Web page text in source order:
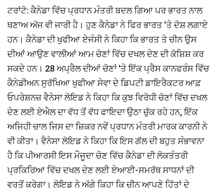
ਟਰਾਂਟੋ: ਕੈਨੇਡਾ ਵਿੱਚ ਪ੍ਰਧਾਨ ਮੰਤਰੀ ਬਦਲ ਗਿਆ ਪਰ ਭਾਰਤ ਨਾਲ
ਥਣਾਅ ਅੱਜ ਵੀ ਜਾਰੀ ਹੈ। ਹੁਣ ਕੈਨੇਡਾ ਨੇ ਫਿਰ ਭਾਰਤ 'ਤੇ ਦੋਸ਼ ਲਗਾਏ
ਹਨ। ਕੈਨੇਡਾ ਦੀ ਖੁਫੀਆ ਏਜੰਸੀ ਨੇ ਕਿਹਾ ਕਿ ਭਾਰਤ ਤੇ ਚੀਨ ਉਸ
ਦੀਆਂ ਆਉਣ ਵਾਲੀਆਂ ਆਮ ਚੋਣਾਂ ਵਿੱਚ ਦਖਲ ਦੇਣ ਦੀ ਕੋਸ਼ਿਸ਼ ਕਰ
ਸਕਦੇ ਹਨ। 28 ਅਪ੍ਰੈਲ ਦੀਆਂ ਚੋਣਾਂ 'ਤੇ ਇੱਕ ਪ੍ਰੈਸ ਕਾਨਫਰੰਸ ਵਿੱਚ
ਕੈਨੇਡੀਅਨ ਸੁਰੱਖਿਆ ਖੁਫੀਆ ਸੇਵਾ ਦੇ ਡਿਪਟੀ ਡਾਇਰੈਕਟਰ ਆਫ਼
ਓਪਰੇਸ਼ਨਜ਼ ਵੈਨੇਸਾ ਲੋਇਡ ਨੇ ਕਿਹਾ ਕਿ ਕੁਝ ਵਿਰੋਧੀ ਚੋਣਾਂ ਵਿੱਚ ਦਖਲ
ਦੇਣ ਲਈ ਏਐਲ ਦਾ ਵੱਧ ਤੋਂ ਵੱਧ ਫਾਇਦਾ ਉਠਾ ਚੁੱਕ ਰਹੇ ਹਨ, ਇੱਕ
ਅਜਿਹੀ ਚਾਲ ਜਿਸ ਦਾ ਜ਼ਿਕਰ ਨਵੇਂ ਪ੍ਰਧਾਨ ਮੰਤਰੀ ਮਾਰਕ ਕਾਰਨੀ ਨੇ
ਵੀ ਕੀਤਾ। ਵੈਨੇਸਾ ਲੋਇਡ ਨੇ ਕਿਹਾ ਕਿ ਇਸ ਗੱਲ ਦੀ ਬਹੁਤ ਸੰਭਾਵਨਾ
ਹੈ ਕਿ ਪੀਆਰਸੀ ਇਸ ਮੌਜੂਦਾ ਚੋਣ ਵਿੱਚ ਕੈਨੇਡਾ ਦੀ ਲੋਕਤੰਤਰੀ
ਪ੍ਰਕਿਰਿਆ ਵਿੱਚ ਦਖਲ ਦੇਣ ਲਈ ਏਆਈ-ਸਮਰੱਥ ਸਾਧਨਾਂ ਦੀ
ਵਰਤੋਂ ਕਰੇਗਾ। ਲੋਇਡ ਨੇ ਅੱਗੇ ਕਿਹਾ ਕਿ ਚੀਨ ਆਪਣੇ ਹਿੱਤਾਂ ਦੇ